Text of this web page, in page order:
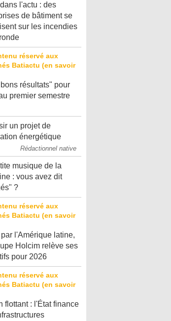
l'actu : des
de bâtiment se
sur les incendies
résultats" pour
premier semestre
un projet de
énergétique
Rédactionnel native
musique de la
: vous avez dit
?
par l'Amérique latine,
Holcim relève ses
pour 2026
flottant : l'État finance